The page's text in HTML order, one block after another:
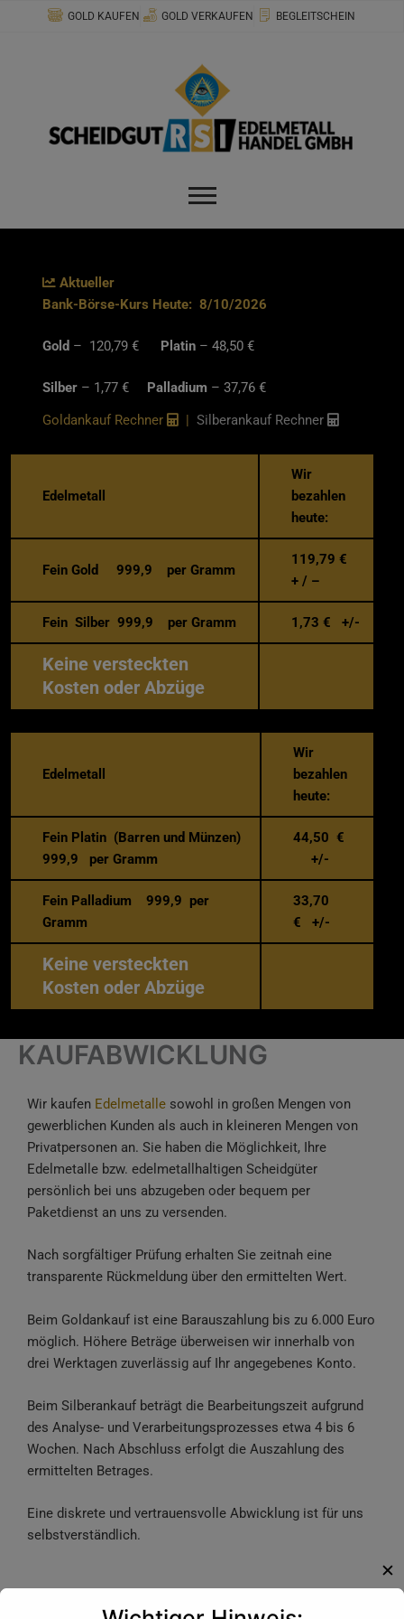
GOLD KAUFEN GOLD VERKAUFEN BEGLEITSCHEIN
Aktueller
Bank-Börse-Kurs Heute: 8/10/2026
Gold – 120,79 € Platin – 48,50 €
Silber – 1,77 € Palladium – 37,76 €
Goldankauf Rechner
| Silberankauf Rechner
Edelmetall
Wir
bezahlen
heute:
Fein Gold 999,9 per Gramm
119,79 €
+ / –
Fein Silber 999,9 per Gramm 1,73 € +/-
Keine versteckten
Kosten oder Abzüge
Edelmetall
Wir
bezahlen
heute:
Fein Platin (Barren und Münzen)
999,9 per Gramm
44,50 €
+/-
Fein Palladium 999,9 per
Gramm
33,70
€ +/-
Keine versteckten
Kosten oder Abzüge
KAUFABWICKLUNG
Wir kaufen Edelmetalle sowohl in großen Mengen von
gewerblichen Kunden als auch in kleineren Mengen von
Privatpersonen an. Sie haben die Möglichkeit, Ihre
Edelmetalle bzw. edelmetallhaltigen Scheidgüter
persönlich bei uns abzugeben oder bequem per
Paketdienst an uns zu versenden.
Nach sorgfältiger Prüfung erhalten Sie zeitnah eine
transparente Rückmeldung über den ermittelten Wert.
Beim Goldankauf ist eine Barauszahlung bis zu 6.000 Euro
möglich. Höhere Beträge überweisen wir innerhalb von
drei Werktagen zuverlässig auf Ihr angegebenes Konto.
Beim Silberankauf beträgt die Bearbeitungszeit aufgrund
des Analyse- und Verarbeitungsprozesses etwa 4 bis 6
Wochen. Nach Abschluss erfolgt die Auszahlung des
ermittelten Betrages.
Eine diskrete und vertrauensvolle Abwicklung ist für uns
selbstverständlich.
modal-check
✕